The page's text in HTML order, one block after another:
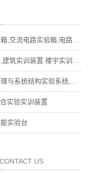
实验实训装置
实验台
CONTACT US